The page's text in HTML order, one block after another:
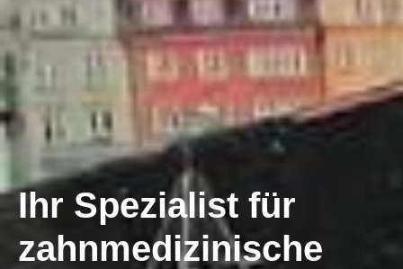
Ihr Spezialist für
zahnmedizinische